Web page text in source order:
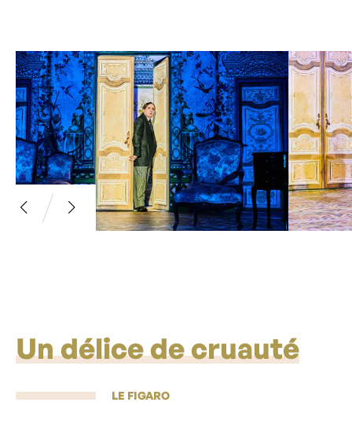
Un délice de cruauté
LE FIGARO